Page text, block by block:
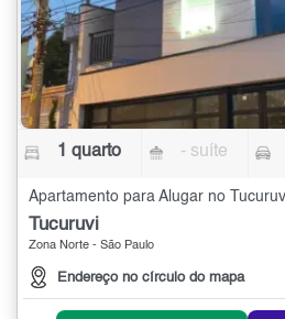
1 quarto - suíte
Apartamento para Alugar no
Tucuruvi
Zona Norte - São Paulo
Endereço no círculo do mapa